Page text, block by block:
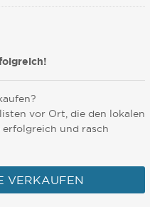
vor Ort, die den lokalen
und rasch
VERKAUFEN